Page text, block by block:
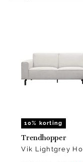
10% korting
Trendhopper
Vik Lightgrey